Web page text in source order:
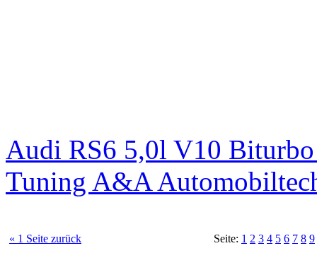
Audi RS6 5,0l V10
Tuning A&A
« 1 Seite zurück Seite: 1 2 3 4 5 6 7 8 9